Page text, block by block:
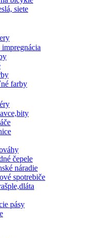
siete
farby
čepele
náradie
spotrebiče
pásy